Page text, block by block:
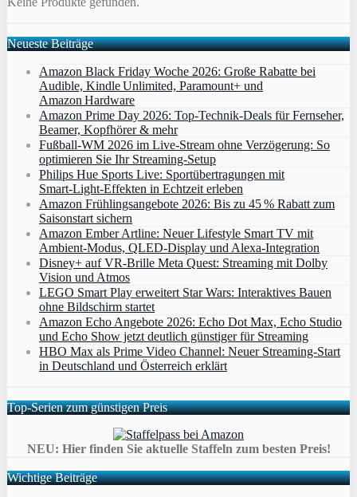
Neueste Beiträge
Amazon Black Friday Woche 2026: Große Rabatte bei
Audible, Kindle Unlimited, Paramount+ und
Amazon Hardware
Amazon Prime Day 2026: Top-Technik-Deals für Fernseher,
Beamer, Kopfhörer & mehr
Fußball-WM 2026 im Live-Stream ohne Verzögerung: So
optimieren Sie Ihr Streaming-Setup
Philips Hue Sports Live: Sportübertragungen mit
Smart‑Light‑Effekten in Echtzeit erleben
Amazon Frühlingsangebote 2026: Bis zu 45 % Rabatt zum
Saisonstart sichern
Amazon Ember Artline: Neuer Lifestyle Smart TV mit
Ambient‑Modus, QLED‑Display und Alexa‑Integration
Disney+ auf VR-Brille Meta Quest: Streaming mit Dolby
Vision und Atmos
LEGO Smart Play erweitert Star Wars: Interaktives Bauen
ohne Bildschirm startet
Amazon Echo Angebote 2026: Echo Dot Max, Echo Studio
und Echo Show jetzt deutlich günstiger für Streaming
HBO Max als Prime Video Channel: Neuer Streaming‑Start
in Deutschland und Österreich erklärt
Top-Serien zum günstigen Preis
NEU: Hier finden Sie aktuelle Staffeln zum besten Preis!
Wichtige Beiträge